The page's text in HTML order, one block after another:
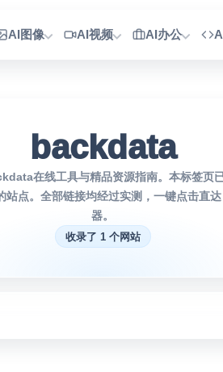
AI图像 AI视频 AI办公
backdata
在线工具与精品资源指南。本标签页
站点。全部链接均经过实测，一键点击直
器。
收录了 1 个网站